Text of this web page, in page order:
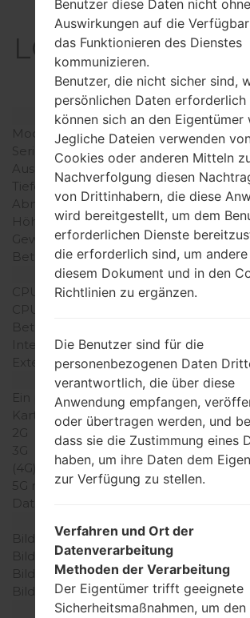
) akaLG
Modell und seine
Modell
LGX420QN
Serie
LG K40
Ausgabe
Tiefe
Abmessungen (Breite /
Höhe)
Gewicht
Betriebssystem
Ausrüstung
CPU
CPU-Kerne
Betriebsgedächtnis
Interner Speicher
Externer Speicher
Netzwerk und Daten
Ein paar Plätze für SIM-
Karten
2G
3G
(4G) LTE
5G network
Daten
Bildschirmgröße
Bildschirmtyp
Bildschirmerweiterung
Bildschirmfarben
Batterie und Tastatur
Benutzer diese Daten nicht ohne
Auswirkungen auf die
das Funktionieren des Dienstes
kommunizieren.
Benutzer, die nicht sicher sind,
persönlichen Daten erforderlich
können sich an den Eigentümer
Jegliche Dateien verwenden
Cookies oder anderen Mitteln
Nachverfolgung diesen
von Drittinhabern, die diese
wird bereitgestellt, um dem
erforderlichen Dienste
die erforderlich sind, um
diesem Dokument und in den
Richtlinien zu ergänzen.
Die Benutzer sind für die
personenbezogenen Daten
verantwortlich, die über diese
Anwendung empfangen,
oder übertragen werden, und
dass sie die Zustimmung eines
haben, um ihre Daten dem
zur Verfügung zu stellen.
Verfahren und Ort der
Datenverarbeitung
Methoden der Verarbeitung
Der Eigentümer trifft geeignete
Sicherheitsmaßnahmen, um den